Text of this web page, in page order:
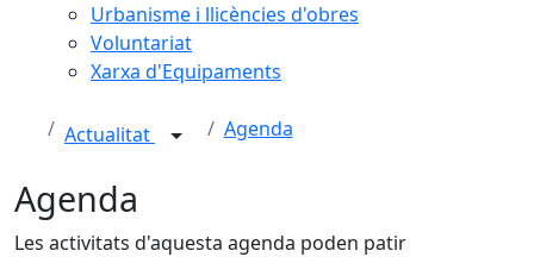
Urbanisme i llicències d'obres
Voluntariat
Xarxa d'Equipaments
Actualitat Agenda
Agenda
Les activitats d'aquesta agenda poden patir